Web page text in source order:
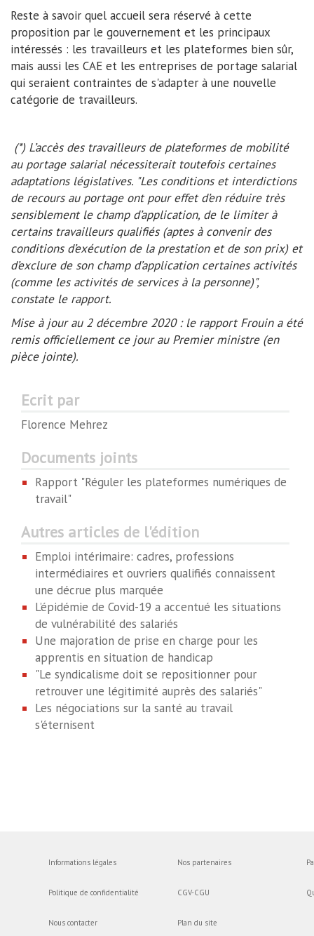
Reste à savoir quel accueil sera réservé à cette
proposition par le gouvernement et les principaux
intéressés : les travailleurs et les plateformes bien sûr,
mais aussi les CAE et les entreprises de portage salarial
qui seraient contraintes de s'adapter à une nouvelle
catégorie de travailleurs.
(*) L’accès des travailleurs de plateformes de mobilité
au portage salarial nécessiterait toutefois certaines
adaptations législatives. "Les conditions et interdictions
de recours au portage ont pour effet d’en réduire très
sensiblement le champ d’application, de le limiter à
certains travailleurs qualifiés (aptes à convenir des
conditions d’exécution de la prestation et de son prix) et
d’exclure de son champ d’application certaines activités
(comme les activités de services à la personne)",
constate le rapport.
Mise à jour au 2 décembre 2020 : le rapport Frouin a été
remis officiellement ce jour au Premier ministre (en
pièce jointe).
Ecrit par
Florence Mehrez
Documents joints
Rapport "Réguler les plateformes numériques de
travail"
Autres articles de l'édition
Emploi intérimaire: cadres, professions
intermédiaires et ouvriers qualifiés connaissent
une décrue plus marquée
L’épidémie de Covid-19 a accentué les situations
de vulnérabilité des salariés
Une majoration de prise en charge pour les
apprentis en situation de handicap
"Le syndicalisme doit se repositionner pour
retrouver une légitimité auprès des salariés"
Les négociations sur la santé au travail
s'éternisent
Informations légales
Politique de confidentialité
Nous contacter
Nos partenaires
CGV-CGU
Plan du site